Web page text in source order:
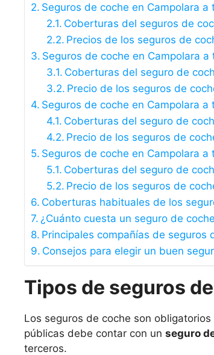
Seguros de coche en Campolara
Coberturas del seguros de
Precios de los seguros de
Seguros de coche en Campolara
Coberturas del seguro de
Precio de los seguros de
Seguros de coche en Campolara
Coberturas del seguro de
Precio de los seguros de
Seguros de coche en Campolara
Coberturas del seguro de
Precio de los seguros de
Coberturas habituales de los
¿Cuánto cuesta un seguro de
Principales compañías de seguros
Consejos para elegir un buen
Tipos de seguros
Los seguros de coche son
públicas debe contar con un seguro
terceros.